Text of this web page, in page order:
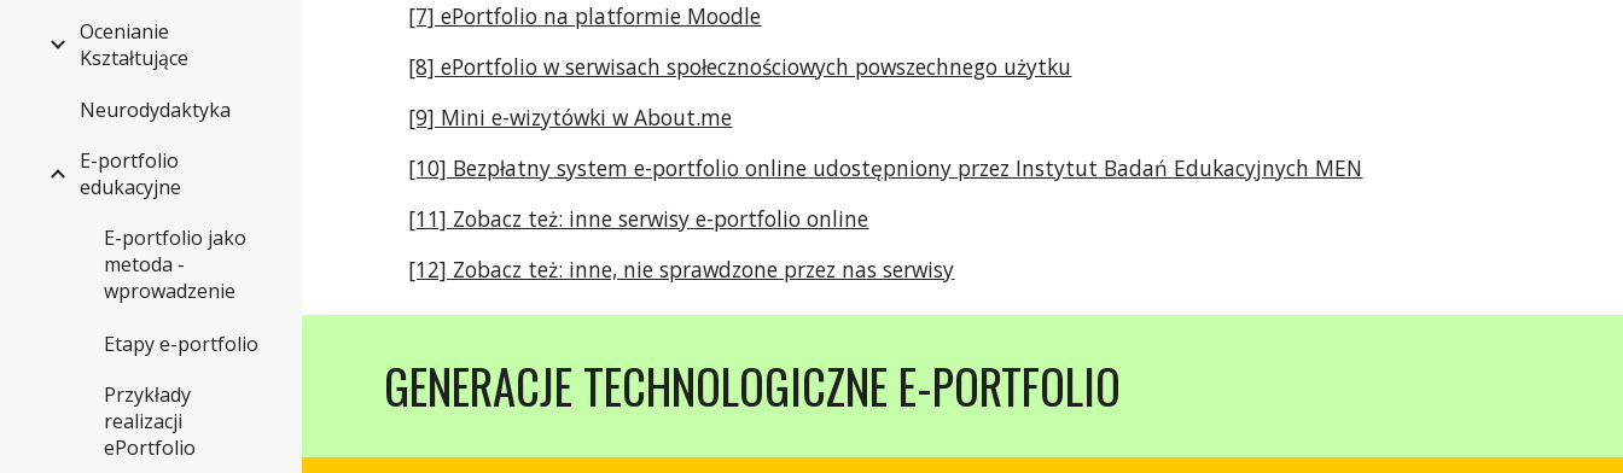
Ocenianie
Kształtujące
Neurodydaktyka
E-portfolio
edukacyjne
E-portfolio jako
metoda -
wprowadzenie
Etapy e-portfolio
Przykłady
realizacji
ePortfolio
[7] ePortfolio na platformie Moodle
[8] ePortfolio w serwisach społecznościowych powszechnego użytku
[9] Mini e-wizytówki w About.me
[10] Bezpłatny system e-portfolio online udostępniony przez Instytut Badań Edukacyjnych MEN
[11] Zobacz też: inne serwisy e-portfolio online
[12] Zobacz też: inne, nie sprawdzone przez nas serwisy
GENERACJE TECHNOLOGICZNE E-PORTFOLIO